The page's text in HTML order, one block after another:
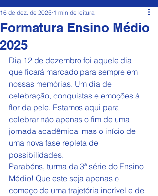
Formatura Ensino Médio
2025
16 de dez. de 2025 1 min de leitura
Dia 12 de dezembro foi aquele dia
que ficará marcado para sempre em
nossas memórias. Um dia de
celebração, conquistas e emoções à
flor da pele. Estamos aqui para
celebrar não apenas o fim de uma
jornada acadêmica, mas o início de
uma nova fase repleta de
possibilidades.
Parabéns, turma da 3ª série do Ensino
Médio! Que este seja apenas o
começo de uma trajetória incrível e de